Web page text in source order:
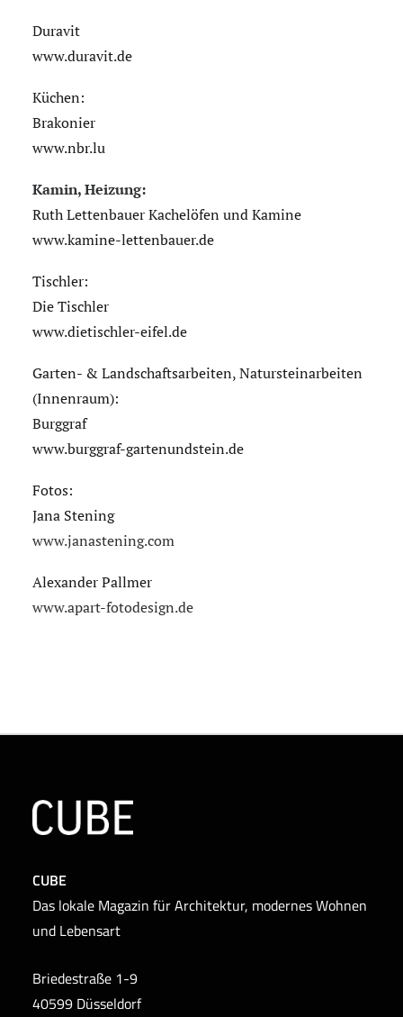
Duravit
www.duravit.de
Küchen:
Brakonier
www.nbr.lu
Kamin, Heizung:
Ruth Lettenbauer Kachelöfen und Kamine
www.kamine-lettenbauer.de
Tischler:
Die Tischler
www.dietischler-eifel.de
Garten- & Landschaftsarbeiten, Natursteinarbeiten
(Innenraum):
Burggraf
www.burggraf-gartenundstein.de
Fotos:
Jana Stening
www.janastening.com
Alexander Pallmer
www.apart-fotodesign.de
CUBE
Das lokale Magazin für Architektur, modernes Wohnen
und Lebensart
Briedestraße 1-9
40599 Düsseldorf